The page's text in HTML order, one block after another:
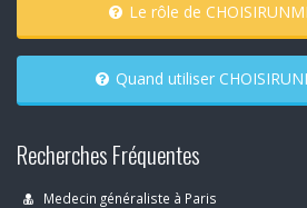
Le rôle de
Quand utiliser
Recherches Fréquentes
Medecin généraliste à Paris